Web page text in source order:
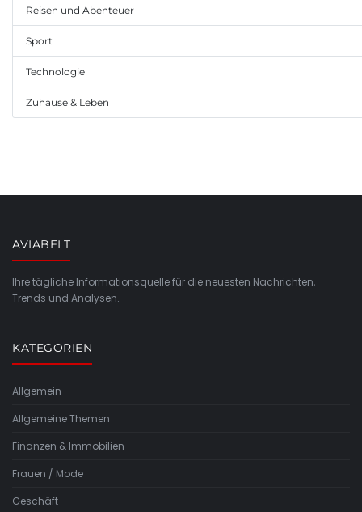
Reisen und Abenteuer
Sport
Technologie
Zuhause & Leben
AVIABELT
Ihre tägliche Informationsquelle für die neuesten Nachrichten,
Trends und Analysen.
KATEGORIEN
Allgemein
Allgemeine Themen
Finanzen & Immobilien
Frauen / Mode
Geschäft